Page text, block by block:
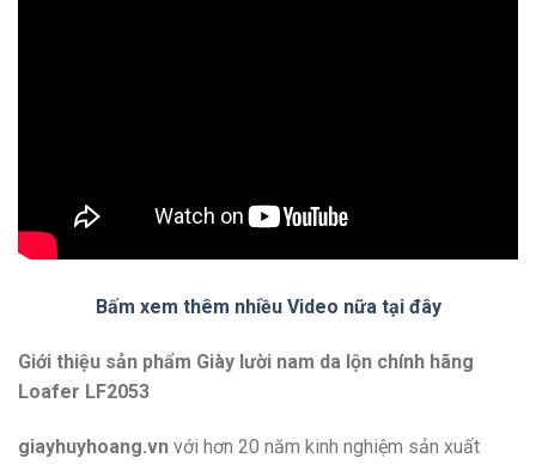
Bấm xem thêm nhiều Video nữa tại đây
Giới thiệu sản phẩm Giày lười nam da lộn chính hãng
Loafer LF2053
giayhuyhoang.vn với hơn 20 năm kinh nghiệm sản xuất